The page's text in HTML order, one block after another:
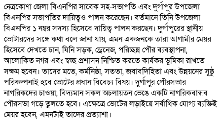
নেত্রকোণা জেলা বিএনপির সাবেক সহ-সভাপতি এবং দুর্গাপুর উপজেলা
বিএনপির সভাপতির দায়িত্বও পালন করেছেন। বর্তমানে তিনি উপজেলা
বিএনপির ১ নম্বর সদস্য হিসেবে দায়িত্ব পালন করছেন। দুর্গাপুরের স্থানীয়
ভোটারদের সঙ্গে কথা বলে জানা যায়, এমন একজনকে তারা আগামীর মেয়র
হিসেবে দেখতে চান, যিনি সড়ক, ড্রেনেজ, পরিচ্ছন্ন পৌর ব্যবস্থাপনা,
আলোকিত নগর এবং স্বচ্ছ প্রশাসন নিশ্চিত করতে কার্যকর ভূমিকা রাখতে
সক্ষম হবেন। তাদের মতে, কর্মনিষ্ঠা, সততা, জবাবদিহিতা এবং উন্নয়নের সুষ্ঠু
পরিকল্পনাই হবে ভোটের প্রধান বিবেচ্য বিষয়। দুর্গাপুর পৌরসভার
নাগরিকদের চাওয়া, বিদ্যমান সকল অচলায়তন ভেঙে একটি নাগরিকবান্ধব
পৌরসভা গড়ে তুলতে হবে। এক্ষেত্রে ভোটের লড়াইয়ে সর্বাধিক যোগ্য ব্যক্তিই
মেয়র হবেন, এমনটাই তাদের প্রত্যাশা।